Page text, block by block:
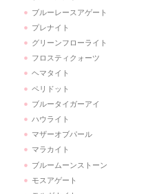
ブルーレースアゲート
プレナイト
グリーンフローライト
フロスティクォーツ
ヘマタイト
ペリドット
ブルータイガーアイ
ハウライト
マザーオブパール
マラカイト
ブルームーンストーン
モスアゲート